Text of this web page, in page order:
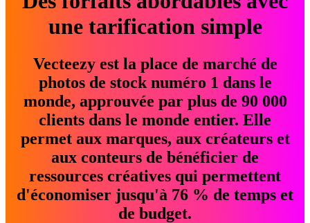
une tarification simple
Vecteezy est la place de marché de
photos de stock numéro 1 dans le
monde, approuvée par plus de 90 000
clients dans le monde entier. Elle
permet aux marques, aux créateurs et
aux conteurs de bénéficier de
ressources créatives qui permettent
d'économiser jusqu'à 76 % de temps et
de budget.